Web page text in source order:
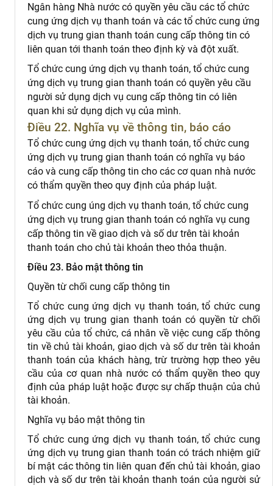
Ngân hàng Nhà nước có quyền yêu cầu các tổ chức
cung ứng dịch vụ thanh toán và các tổ chức cung ứng
dịch vụ trung gian thanh toán cung cấp thông tin có
liên quan tới thanh toán theo định kỳ và đột xuất.
Tổ chức cung ứng dịch vụ thanh toán, tổ chức cung
ứng dịch vụ trung gian thanh toán có quyền yêu cầu
người sử dụng dịch vụ cung cấp thông tin có liên
quan khi sử dụng dịch vụ của mình.
Điều 22. Nghĩa vụ về thông tin, báo cáo
Tổ chức cung ứng dịch vụ thanh toán, tổ chức cung
ứng dịch vụ trung gian thanh toán có nghĩa vụ báo
cáo và cung cấp thông tin cho các cơ quan nhà nước
có thẩm quyền theo quy định của pháp luật.
Tổ chức cung úng dịch vụ thanh toán, tổ chức cung
ứng dịch vụ trung gian thanh toán có nghĩa vụ cung
cấp thông tin về giao dịch và số dư trên tài khoản
thanh toán cho chủ tài khoản theo thỏa thuận.
Điều 23. Bảo mật thông tin
Quyền từ chối cung cấp thông tin
Tổ chức cung ứng dịch vụ thanh toán, tổ chức cung
ứng dịch vụ trung gian thanh toán có quyền từ chối
yêu cầu của tổ chức, cá nhân về việc cung cấp thông
tin về chủ tài khoản, giao dịch và số dư trên tài khoản
thanh toán của khách hàng, trừ trường hợp theo yêu
cầu của cơ quan nhà nước có thẩm quyền theo quy
định của pháp luật hoặc được sự chấp thuận của chủ
tài khoản.
Nghĩa vụ bảo mật thông tin
Tổ chức cung ứng dịch vụ thanh toán, tổ chức cung
ứng dịch vụ trung gian thanh toán có trách nhiệm giữ
bí mật các thông tin liên quan đến chủ tài khoản, giao
dịch và số dư trên tài khoản thanh toán của người sử